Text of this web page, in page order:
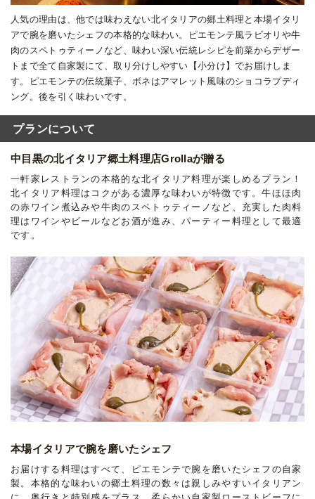
人気の理由は、他では味わえない北イタリアの郷土料理と本場イタリ
アで腕を磨いたシェフの本格的な味わい。ピエモンテ風ラビオリや牛
肉のスペトゥティーノなど、味わい深い伝統レシピを前菜からデザー
トまで全て自家製にて、取り分けしやすい【小分け】でお届けしま
す。ピエモンテの伝統菓子、ボネはアマレット風味のショコラプディ
ング。後を引く味わいです。
プランについて
中目黒の北イタリア郷土料理店Grollaが贈る
一軒家レストランの本格的な北イタリア料理が楽しめるプラン！
北イタリア料理はコクがある濃厚な味わいが特徴です。牛ほほ肉
の赤ワイン煮込みや牛肉のスペトゥティーノなど、充実した肉料
理はワインやビールなどお酒が進み、パーティー料理として最適
です。
本場イタリアで腕を磨いたシェフ
お届けする料理はすべて、ピエモンテで腕を磨いたシェフの自家
製。本格的な味わいの郷土料理の数々は親しみやすいイタリアン